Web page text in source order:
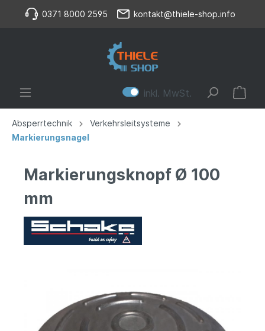
0371 8000 2595 kontakt@thiele-shop.info
inkl. MwSt.
Absperrtechnik
Verkehrsleitsysteme
Markierungsnagel
Markierungsknopf Ø 100
mm